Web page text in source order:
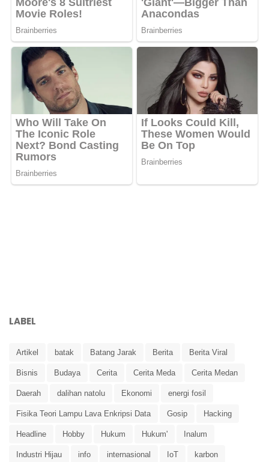
LABEL
Artikel batak Batang Jarak Berita Berita Viral
Bisnis Budaya Cerita Cerita Meda Cerita Medan
Daerah dalihan natolu Ekonomi energi fosil
Fisika Teori Lampu Lava Enkripsi Data Gosip Hacking
Headline Hobby Hukum Hukum' Inalum
Industri Hijau info internasional IoT karbon